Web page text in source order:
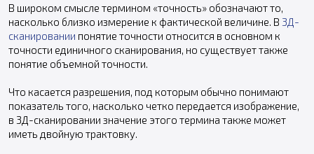
В широком смысле термином «точность» обозначают то,
насколько близко измерение к фактической величине. В 3Д-
сканировании понятие точности относится в основном к
точности единичного сканирования, но существует также
понятие объемной точности.
Что касается разрешения, под которым обычно понимают
показатель того, насколько четко передается изображение,
в 3Д-сканировании значение этого термина также может
иметь двойную трактовку.